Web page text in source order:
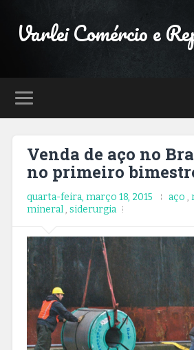
Varlei Comércio e
Venda de aço no
no primeiro
quarta-feira, março 18, 2015 aço ,
mineral, siderurgia